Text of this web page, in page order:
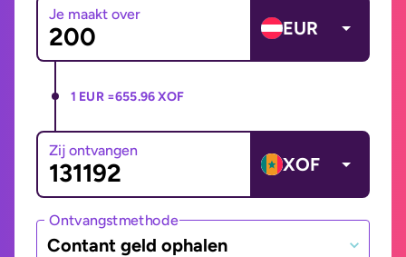
Je maakt over
EUR
1 EUR =655.96 XOF
Zij ontvangen
XOF
Ontvangstmethode
Contant geld ophalen